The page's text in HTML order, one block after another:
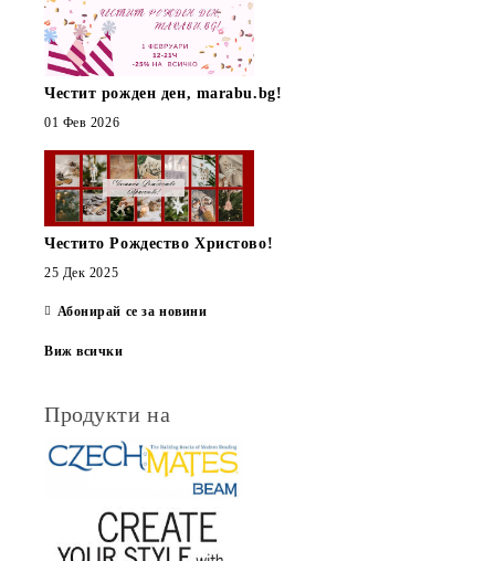
Честит рожден ден, marabu.bg!
01 Фев 2026
Честито Рождество Христово!
25 Дек 2025
Абонирай се за новини
Виж всички
Продукти на